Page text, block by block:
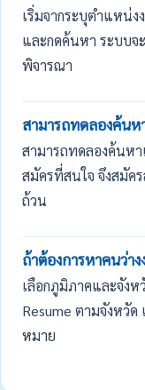
เริ่มจากระบุตำแหน่ง
และกดค้นหา ระบบจ
พิจารณา
สามารถทดลองค้นห
สามารถทดลองค้นห
สมัครที่สนใจ จึงสมัค
ถ้วน
ถ้าต้องการหาคนว่า
เลือกภูมิภาคและจัง
Resume ตามจังหวั
หมาย